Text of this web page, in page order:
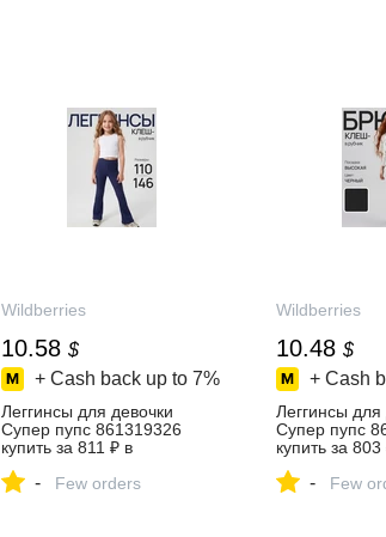
Wildberries
10.58 $
+ Cash back up to 7%
Леггинсы для девочки
Супер пупс 861319326
купить за 811 ₽ в
Wildberries
- Few orders
Wildberries
10.48 $
+ Cash
Леггинсы для
Супер пупс
купить за 803
Wildberries
- Few